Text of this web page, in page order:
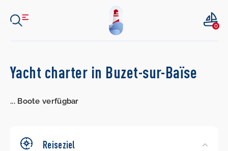
0
Search
Yacht charter in Buzet-sur-Baïse
...Boote verfügbar
Reiseziel